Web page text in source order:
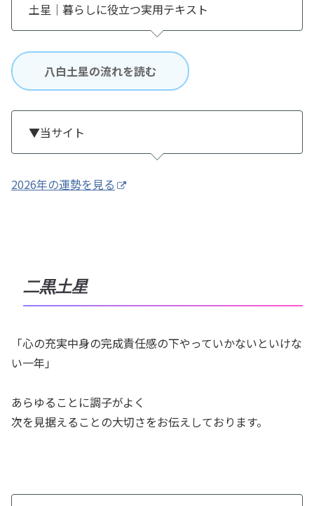
土星｜暮らしに役立つ実用テキスト
八白土星の流れを読む
▼当サイト
2026年の運勢を見る
二黒土星
「心の充実中身の完成責任感の下やっていかないといけな
い一年」
あらゆることに調子がよく
次を見据えることの大切さをお伝えしております。